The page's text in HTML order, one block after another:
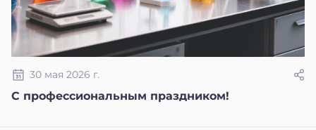
30 мая 2026 г.
С профессиональным праздником!